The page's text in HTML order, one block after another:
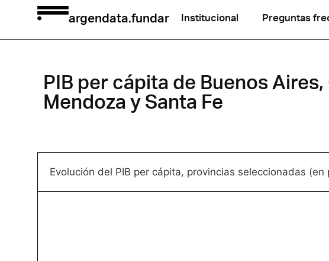
argendata.fundar Institucional Preguntas
PIB per cápita de Buenos
Mendoza y Santa Fe
Evolución del PIB per cápita, provincias seleccionadas